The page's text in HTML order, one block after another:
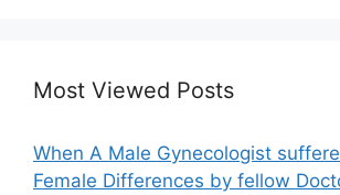
Most Viewed Posts
When A Male Gynecologist
Female Differences by fellow